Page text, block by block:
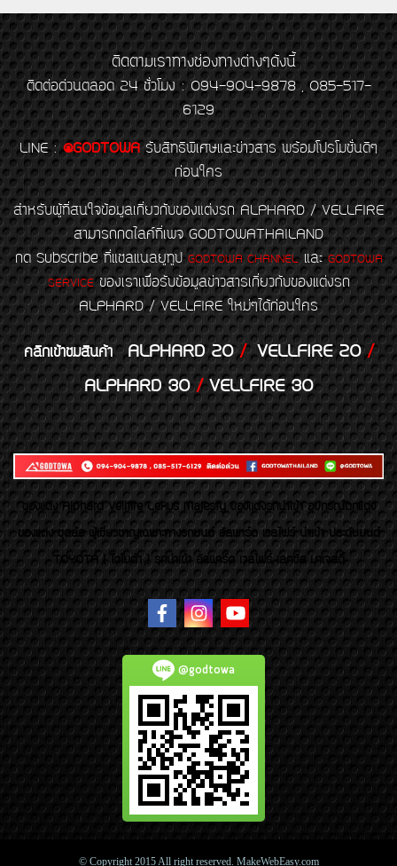
ติดตามเราทางช่องทางต่างๆดังนี้
ติดต่อด่วนตลอด 24 ชั่วโมง : 094-904-9878 , 085-517-
6129
LINE : @GODTOWA รับสิทธิพิเศษและข่าวสาร พร้อมโปรโมชั่นดีๆ
ก่อนใคร
สำหรับผู้ที่สนใจข้อมูลเกี่ยวกับของแต่งรถ ALPHARD / VELLFIRE
สามารถกดไลค์ที่เพจ GODTOWATHAILAND
กด Subscribe ที่แชลแนลยูทูป GODTOWA CHANNELและGODTOWA
SERVICEของเราเพื่อรับข้อมูลข่าวสารเกี่ยวกับของแต่งรถ
ALPHARD / VELLFIRE ใหม่ๆได้ก่อนใคร
คลิกเข้าชมสินค้า ALPHARD 20/VELLFIRE 20/
ALPHARD 30/VELLFIRE 30
ของเเต่ง Alphard Vellfire Lexus Majesty ของเเต่งรถนำเข้า อุปกรณ์ตกแต่ง
ของแต่ง ชุดล้อ ผู้เชี่ยวชาญเฉพาะทางรถยนต์ อัลพาร์ด เวลไฟร์ นำเข้า ประดับยนต์
TOYOTA ( โตโยต้า ) รถนำเข้า อัลพาร์ด เวลไฟร์ เลกซัส มาเจสตี้
@godtowa
© Copyright 2015 All right reserved. MakeWebEasy.com